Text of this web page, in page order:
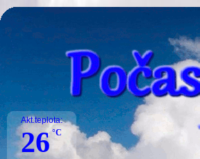
Akt.teplota:
26 °C